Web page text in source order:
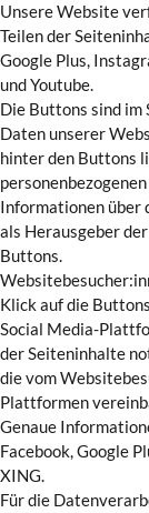
Unsere Website
Teilen der
Google Plus,
und Youtube.
Die Buttons sind im
Daten unserer
hinter den Buttons
Informationen über
als Herausgeber
Buttons.
Klick auf die
Social Media-
der Seiteninhalte
die vom
Plattformen
Genaue
Facebook, Google
XING.
Für die